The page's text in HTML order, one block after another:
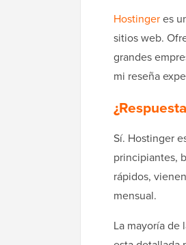
Hostingeres
sitios web.
grandes
mi reseña
Sí. Hostinger
principiantes,
rápidos,
mensual.
La mayoría de